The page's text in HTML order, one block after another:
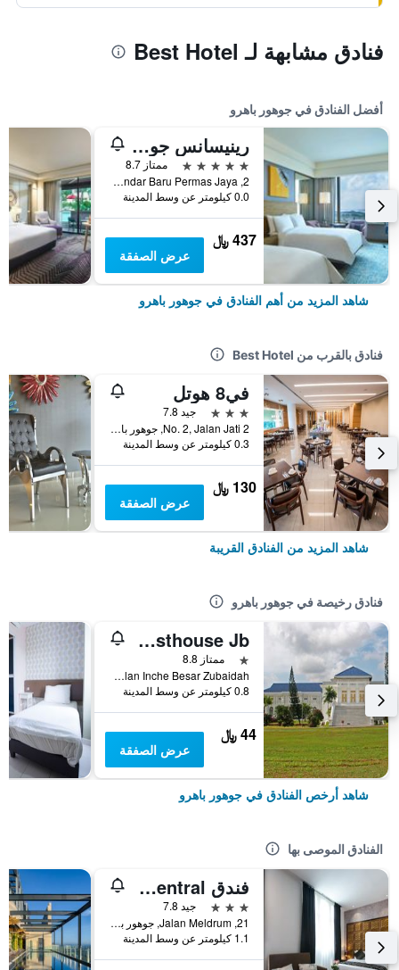
فنادق مشابهة لـ Best Hotel
أفضل الفنادق في جوهور باهرو
رينيسانس جوهور بهرو هوتل
5 نجوم
ممتاز 8.7
2, Jalan Permas 11, Bandar Baru Permas Jaya, جوهور باهرو, ماليزيا
0.0 كيلومتر عن وسط المدينة
437 ﷼
عرض الصفقة
شاهد المزيد من أهم الفنادق في جوهور باهرو
فنادق بالقرب من Best Hotel
في8 هوتل
3 نجوم
جيد 7.8
No. 2, Jalan Jati 2, جوهور باهرو, ماليزيا
0.3 كيلومتر عن وسط المدينة
130 ﷼
عرض الصفقة
شاهد المزيد من الفنادق القريبة
فنادق رخيصة في جوهور باهرو
Memory Guesthouse Jb
نجمة واحدة
ممتاز 8.8
2H Jalan Inche Besar Zubaidah, جوهور باهرو, ماليزيا
0.8 كيلومتر عن وسط المدينة
44 ﷼
عرض الصفقة
شاهد أرخص الفنادق في جوهور باهرو
الفنادق الموصى بها
فندق Belllo JB Central
3 نجوم
جيد 7.8
21, Jalan Meldrum, جوهور باهرو, ماليزيا
1.1 كيلومتر عن وسط المدينة